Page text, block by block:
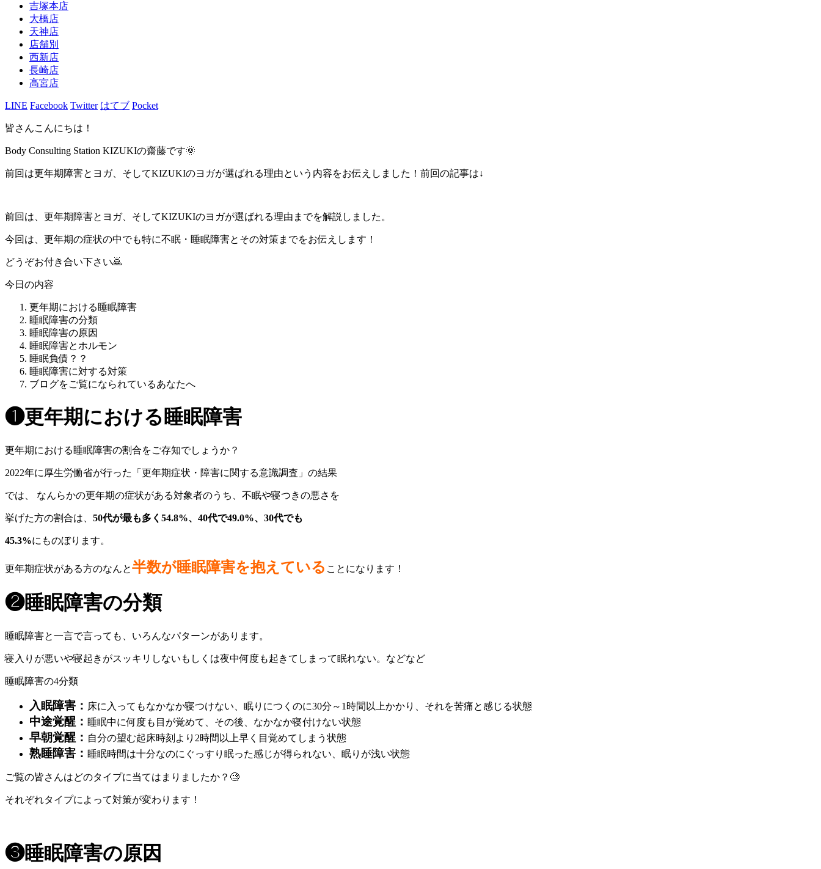
吉塚本店
大橋店
天神店
店舗別
西新店
長崎店
高宮店
LINE Facebook Twitter はてブ Pocket
皆さんこんにちは！
Body Consulting Station KIZUKIの齋藤です🌞
前回は更年期障害とヨガ、そしてKIZUKIのヨガが選ばれる理由という内容をお伝えしました！前回の記事は↓
前回は、更年期障害とヨガ、そしてKIZUKIのヨガが選ばれる理由までを解説しました。
今回は、更年期の症状の中でも特に不眠・睡眠障害とその対策までをお伝えします！
どうぞお付き合い下さい🙇
今日の内容
更年期における睡眠障害
睡眠障害の分類
睡眠障害の原因
睡眠障害とホルモン
睡眠負債？？
睡眠障害に対する対策
ブログをご覧になられているあなたへ
❶更年期における睡眠障害
更年期における睡眠障害の割合をご存知でしょうか？
2022年に厚生労働省が行った「更年期症状・障害に関する意識調査」の結果
では、 なんらかの更年期の症状がある対象者のうち、不眠や寝つきの悪さを
挙げた方の割合は、 50代が最も多 く54.8%、40代で49.0%、30代でも
45.3%にものぼります。
更年期症状がある方のなんと半数が睡眠障害を抱えている ことになります！
❷睡眠障害の分類
睡眠障害と一言で言っても、いろんなパターンがあります。
寝入りが悪いや寝起きがスッキリしないもしくは夜中何度も起きてしまって眠れない。などなど
睡眠障害の4分類
入眠障害： 床に入ってもなかなか寝つけない、眠りにつくのに30分～1時間以上かかり、それを苦痛と感じる状態
中途覚醒： 睡眠中に何度も目が覚めて、その後、なかなか寝付けない状態
早朝覚醒： 自分の望む起床時刻より2時間以上早く目覚めてしまう状態
熟睡障害： 睡眠時間は十分なのにぐっすり眠った感じが得られない、眠りが浅い状態
ご覧の皆さんはどのタイプに当てはまりましたか？🧐
それぞれタイプによって対策が変わります！
❸睡眠障害の原因